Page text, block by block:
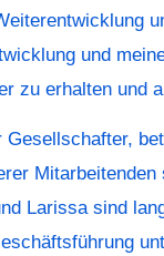
und
zu erhalten und
Larissa sind